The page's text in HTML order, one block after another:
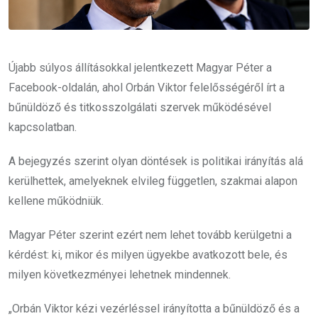
Újabb súlyos állításokkal jelentkezett Magyar Péter a
Facebook-oldalán, ahol Orbán Viktor felelősségéről írt a
bűnüldöző és titkosszolgálati szervek működésével
kapcsolatban.
A bejegyzés szerint olyan döntések is politikai irányítás alá
kerülhettek, amelyeknek elvileg független, szakmai alapon
kellene működniük.
Magyar Péter szerint ezért nem lehet tovább kerülgetni a
kérdést: ki, mikor és milyen ügyekbe avatkozott bele, és
milyen következményei lehetnek mindennek.
„Orbán Viktor kézi vezérléssel irányította a bűnüldöző és a